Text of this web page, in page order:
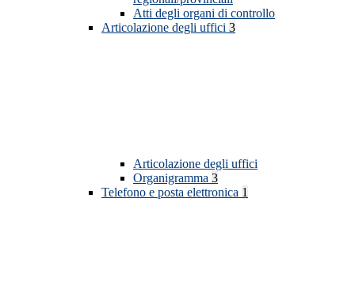
Atti degli organi di controllo
Articolazione degli uffici 3
Articolazione degli uffici
Organigramma 3
Telefono e posta elettronica 1